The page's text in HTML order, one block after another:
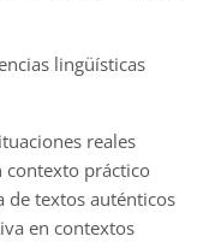
lingüísticas
reales
contexto práctico
de textos auténticos
en contextos